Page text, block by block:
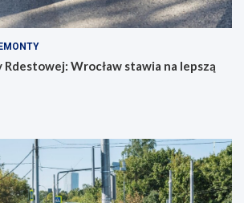
Wrocław stawia na lepszą